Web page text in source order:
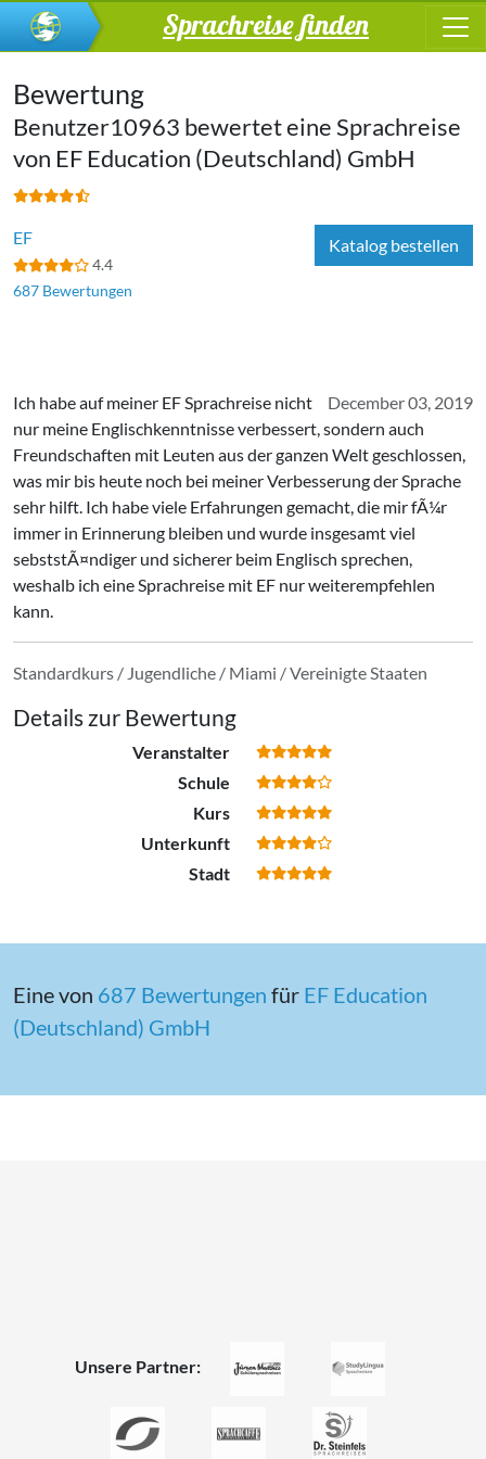
Sprachreise finden
Bewertung
Benutzer10963 bewertet eine Sprachreise
von EF Education (Deutschland) GmbH
EF
4.4
687 Bewertungen
Katalog bestellen
December 03, 2019
Ich habe auf meiner EF Sprachreise nicht
nur meine Englischkenntnisse verbessert, sondern auch
Freundschaften mit Leuten aus der ganzen Welt geschlossen,
was mir bis heute noch bei meiner Verbesserung der Sprache
sehr hilft. Ich habe viele Erfahrungen gemacht, die mir fÃ¼r
immer in Erinnerung bleiben und wurde insgesamt viel
sebststÃ¤ndiger und sicherer beim Englisch sprechen,
weshalb ich eine Sprachreise mit EF nur weiterempfehlen
kann.
Standardkurs / Jugendliche / Miami / Vereinigte Staaten
Details zur Bewertung
Veranstalter
Schule
Kurs
Unterkunft
Stadt
Eine von 687 Bewertungen für EF Education
(Deutschland) GmbH
Unsere Partner: